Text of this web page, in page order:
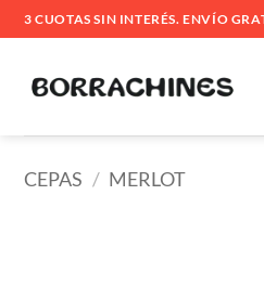
Saltar
al
3 CUOTAS SIN INTERÉS. ENVÍO
CEPAS / MERLOT